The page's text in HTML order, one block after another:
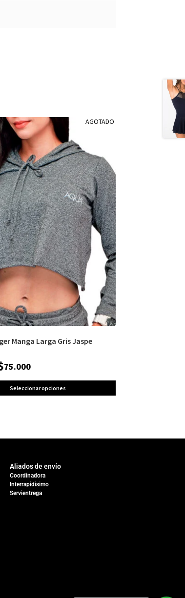
AGOTADO
Manga Larga Gris Jaspe
75.000
Seleccionar opciones
Aliados de envío
Coordinadora
Interrapidisimo
Servientrega